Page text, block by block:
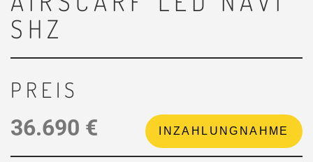
SHZ
PREIS
36.690 €
INZAHLUNGNAHME